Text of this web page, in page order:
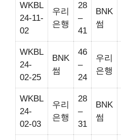
WKBL
24-11-
02
우리
은행
28
–
41
BNK
썸
WKBL
24-
02-25
BNK
썸
46
–
24
우리
은행
WKBL
24-
02-03
우리
은행
28
–
31
BNK
썸